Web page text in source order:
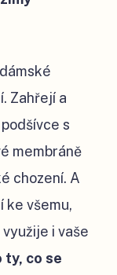
dámské
Zahřejí a
s
membráně
chození. A
ke všemu,
i vaše
ty, co se